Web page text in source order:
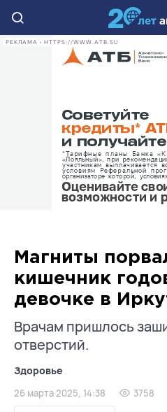
РЕКЛАМА • HTTPS://WWW.ATB.SU
Магниты
кишечник
девочке в
Врачам пришлось
отверстий.
Здоровье
26 марта 2025, 14:38 3758